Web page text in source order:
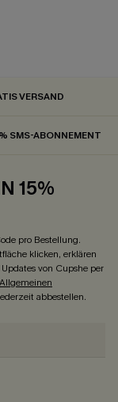
VERSAND
SMS-ABONNEMENT
15%
pro Bestellung.
klicken, erklären
von Cupshe per
Allgemeinen
abbestellen.